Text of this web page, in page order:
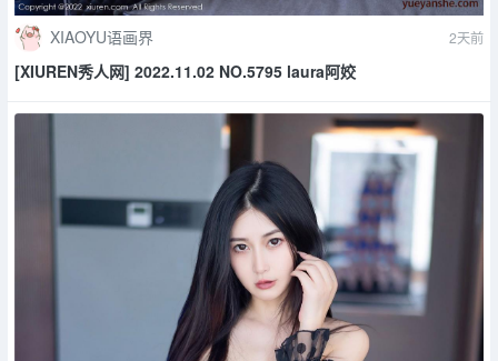
XIAOYU语画界 2天前
[XIUREN秀人网] 2022.11.02 NO.5795 laura阿姣